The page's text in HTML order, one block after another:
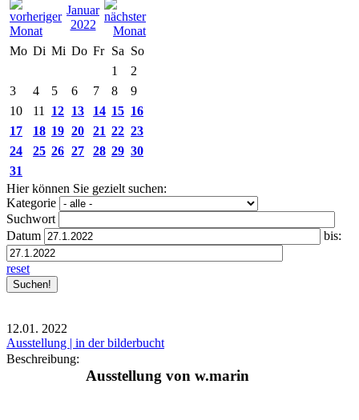
Januar
2022
Mo Di Mi Do Fr Sa So
1
2
3
4 5 6 7 8
9
10
11 12 13 14 15 16
17
18 19 20 21 22 23
24
25 26 27 28 29 30
31
Hier können Sie gezielt suchen:
Kategorie
Suchwort
Datum
bis:
reset
12.01. 2022
Ausstellung | in der bilderbucht
Beschreibung:
Ausstellung von w.marin